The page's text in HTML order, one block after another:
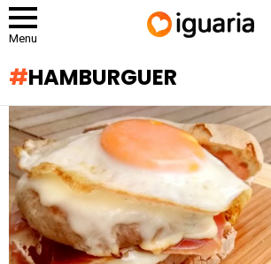
Menu
HAMBURGUER
RECOMENDADOS